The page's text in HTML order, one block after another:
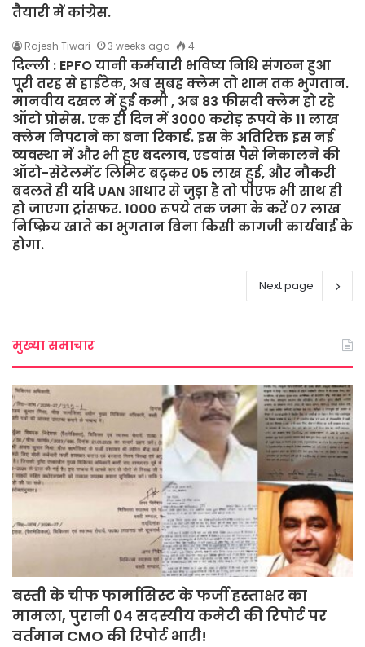
तैयारी में कांग्रेस.
Rajesh Tiwari 3 weeks ago 4
दिल्ली : EPFO यानी कर्मचारी भविष्य निधि संगठन हुआ
पूरी तरह से हाईटेक, अब सुबह क्लेम तो शाम तक भुगतान.
मानवीय दखल में हुई कमी , अब 83 फीसदी क्लेम हो रहे
ऑटो प्रोसेस. एक ही दिन में 3000 करोड़ रूपये के 11 लाख
क्लेम निपटाने का बना रिकार्ड. इस के अतिरिक्त इस नई
व्यवस्था में और भी हुए बदलाव, एडवांस पैसे निकालने की
ऑटो-सेटेलमेंट लिमिट बढ़कर 05 लाख हुई, और नौकरी
बदलते ही यदि UAN आधार से जुड़ा है तो पीएफ भी साथ ही
हो जाएगा ट्रांसफर. 1000 रूपये तक जमा के करें 07 लाख
निष्क्रिय खाते का भुगतान बिना किसी कागजी कार्यवाई के
होगा.
Next page
मुख्या समाचार
बस्ती के चीफ फार्मासिस्ट के फर्जी हस्ताक्षर का
मामला, पुरानी 04 सदस्यीय कमेटी की रिपोर्ट पर
वर्तमान CMO की रिपोर्ट भारी!